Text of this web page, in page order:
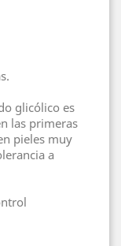
glicólico es
las primeras
pieles muy
a